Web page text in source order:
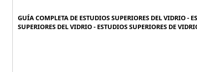
GUÍA COMPLETA DE ESTUDIOS SUPERIORES DEL VIDRIO -
SUPERIORES DEL VIDRIO - ESTUDIOS SUPERIORES DE